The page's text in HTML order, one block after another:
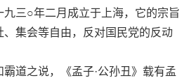
三○年二月成立于上海，它的宗旨
集会等自由，反对国民党的反动
之说，《孟子·公孙丑》载有孟